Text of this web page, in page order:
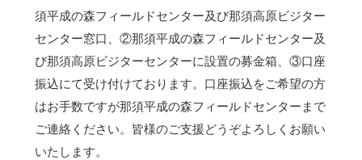
須平成の森フィールドセンター及び那須高原ビジター
センター窓口、②那須平成の森フィールドセンター及
び那須高原ビジターセンターに設置の募金箱、③口座
振込にて受け付けております。口座振込をご希望の方
はお手数ですが那須平成の森フィールドセンターまで
ご連絡ください。皆様のご支援どうぞよろしくお願い
いたします。